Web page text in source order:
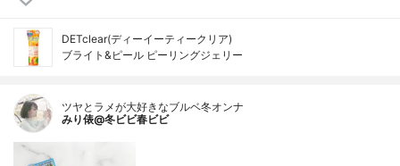
DETclear(ディーイーティークリア)
ブライト&ピール ピーリングジェリー
ツヤとラメが大好きなブルベ冬オンナ
みり俵@冬ビビ春ビビ